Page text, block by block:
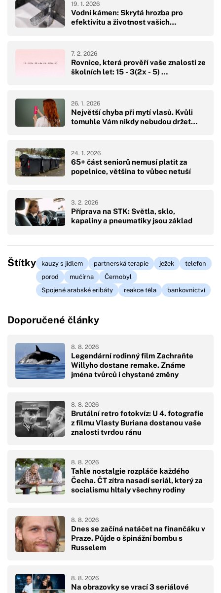
Vodní kámen: Skrytá hrozba pro
efektivitu a životnost vašich…
19. 1. 2026
Rovnice, která prověří vaše znalosti ze
školních let: 15 - 3(2x - 5) …
7. 2. 2026
Největší chyba při mytí vlasů. Kvůli
tomuhle Vám nikdy nebudou držet…
26. 1. 2026
65+ část seniorů nemusí platit za
popelnice, většina to vůbec netuší
24. 1. 2026
Příprava na STK: Světla, sklo,
kapaliny a pneumatiky jsou základ
3. 2. 2026
Štítky kauzy s jídlem partnerská terapie ježek
telefon
porod
mučírna
Černobyl
Spojené arabské eribáty
reakce těla bankovnictví
Doporučené články
Legendární rodinný film Zachraňte
Willyho dostane remake. Známe
jména tvůrců i chystané změny
8. 8. 2026
Brutální retro fotokvíz: U 4. fotografie
z filmu Vlasty Buriana dostanou vaše
znalosti tvrdou ránu
8. 8. 2026
Tahle nostalgie rozpláče každého
Čecha. ČT zítra nasadí seriál, který za
socialismu hltaly všechny rodiny
8. 8. 2026
Dnes se začíná natáčet na finančáku v
Praze. Půjde o špinážní bombu s
Russelem
8. 8. 2026
Na obrazovky se vrací 3 seriálové
8. 8. 2026